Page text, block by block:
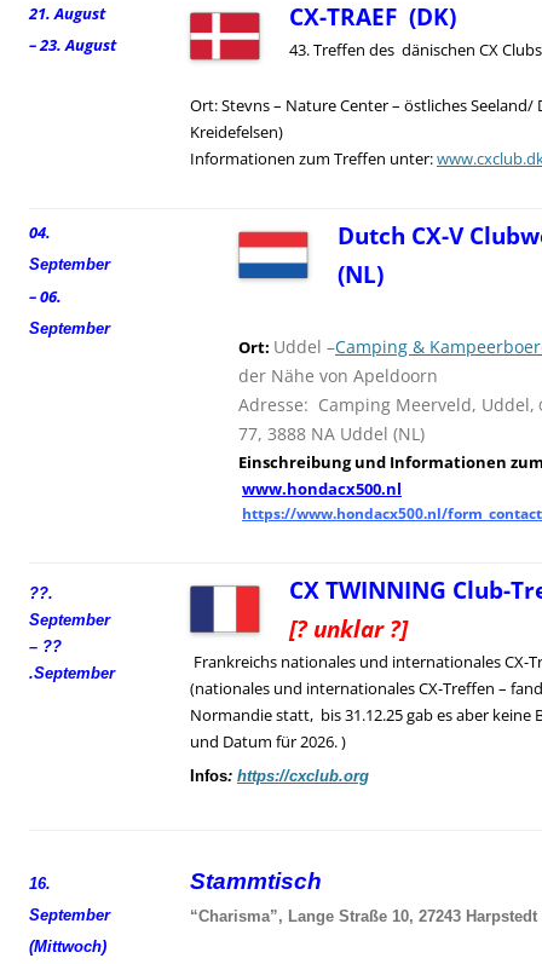
21. August
– 23. August
CX-TRAEF (DK)
43. Treffen des dänischen CX Clubs
Ort: Stevns – Nature Center – östliches Seeland/
Kreidefelsen)
Informationen zum Treffen unter:
04.
September
– 06.
September
Dutch CX-V
(NL)
Ort: Uddel –Camping &
der Nähe von Apeldoorn
Adresse: Camping Meerveld, Uddel,
77, 3888 NA Uddel (NL)
Einschreibung und Informationen
www.hondacx500.nl
https://www.hondacx500.nl/
??.
September
– ??
.September
CX TWINNING Club-
[? unklar ?]
Frankreichs nationales und internationales CX-
(nationales und internationales CX-Treffen –
Normandie statt, bis 31.12.25 gab es aber keine
und Datum für 2026. )
Infos: https://cxclub.org
16.
September
(Mittwoch)
Stammtisch
“Charisma”, Lange Straße 10, 27243 Harpstedt